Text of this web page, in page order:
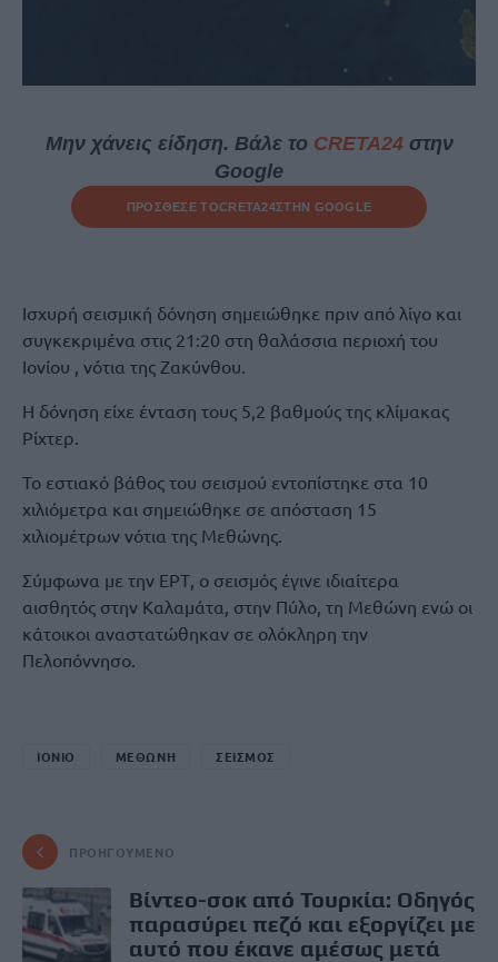
Μην χάνεις είδηση. Βάλε το CRETA24στην
Google
ΠΡΟΣΘΕΣΕ ΤΟCRETA24ΣΤΗΝ GOOGLE
Ισχυρή σεισμική δόνηση σημειώθηκε πριν από λίγο και
συγκεκριμένα στις 21:20 στη θαλάσσια περιοχή του
Ιονίου , νότια της Ζακύνθου.
Η δόνηση είχε ένταση τους 5,2 βαθμούς της κλίμακας
Ρίχτερ.
Το εστιακό βάθος του σεισμού εντοπίστηκε στα 10
χιλιόμετρα και σημειώθηκε σε απόσταση 15
χιλιομέτρων νότια της Μεθώνης.
Σύμφωνα με την ΕΡΤ, ο σεισμός έγινε ιδιαίτερα
αισθητός στην Καλαμάτα, στην Πύλο, τη Μεθώνη ενώ οι
κάτοικοι αναστατώθηκαν σε ολόκληρη την
Πελοπόννησο.
ΙΟΝΙΟ ΜΕΘΩΝΗ ΣΕΙΣΜΟΣ
ΠΡΟΗΓΟΎΜΕΝΟ
Βίντεο-σοκ από Τουρκία: Οδηγός
παρασύρει πεζό και εξοργίζει με
αυτό που έκανε αμέσως μετά